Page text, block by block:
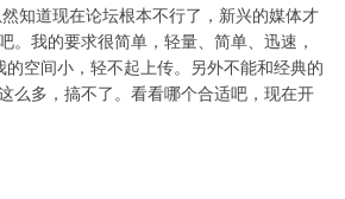
知道现在论坛根本不行了，新兴的媒体才
。我的要求很简单，轻量、简单、迅速，
空间小，轻不起上传。另外不能和经典的
么多，搞不了。看看哪个合适吧，现在开